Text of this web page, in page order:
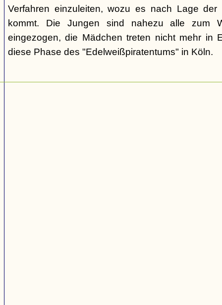
Verfahren einzuleiten, wozu es nach Lage
kommt. Die Jungen sind nahezu alle zum
eingezogen, die Mädchen treten nicht mehr in
diese Phase des "Edelweißpiratentums" in Köln.